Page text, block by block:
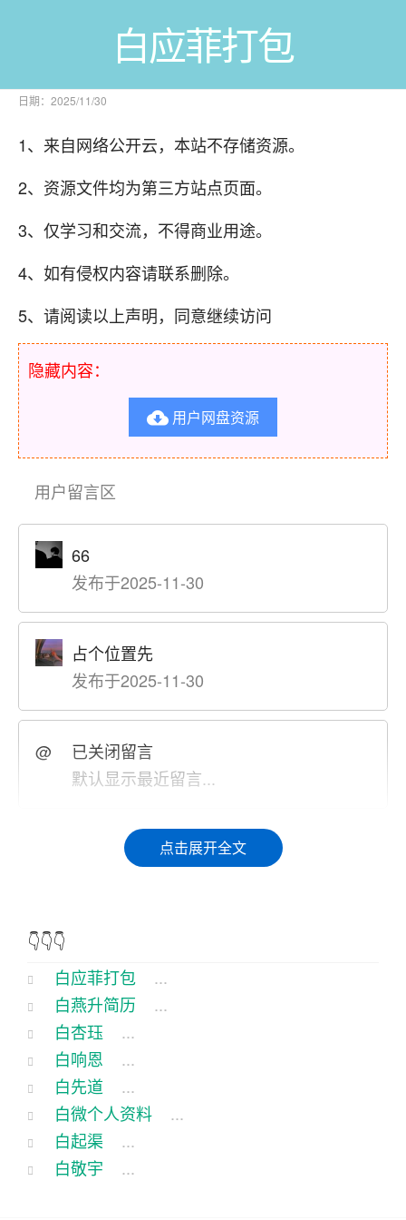
白应菲打包
日期：2025/11/30
1、来自网络公开云，本站不存储资源。
2、资源文件均为第三方站点页面。
3、仅学习和交流，不得商业用途。
4、如有侵权内容请联系删除。
5、请阅读以上声明，同意继续访问
隐藏内容：
 用户网盘资源
用户留言区
66
发布于2025-11-30
占个位置先
发布于2025-11-30
@
已关闭留言
默认显示最近留言...
白应菲，这名字听起来就像是个小女名字，可实际
上，她可是个顶天立地的女汉子。她住在我们村头
的日常，却隐藏着许多不为人知的趣事。
那天，天气晴朗，阳光明媚。白应菲像往常一样，
早早地起床，开始了一天的忙碌。她先把鸡赶到院
子里，然后拿起锄头，去地里活。就在这时，她发
现了一只小鸟，正被一只黄鼠狼追赶得四处逃窜。
“这黄鼠狼真是可恶！”白应菲忍不住了一句。她眼疾
手快，拿起一块石头，朝黄鼠狼砸了过去。黄鼠狼
吓得一哆嗦，转身就跑。白应菲追了几步，没追
点击展开全文
👇👇👇
白应菲打包
...
白燕升简历
...
白杏珏
...
白响恩
...
白先道
...
白微个人资料
...
白起渠
...
白敬宇
...